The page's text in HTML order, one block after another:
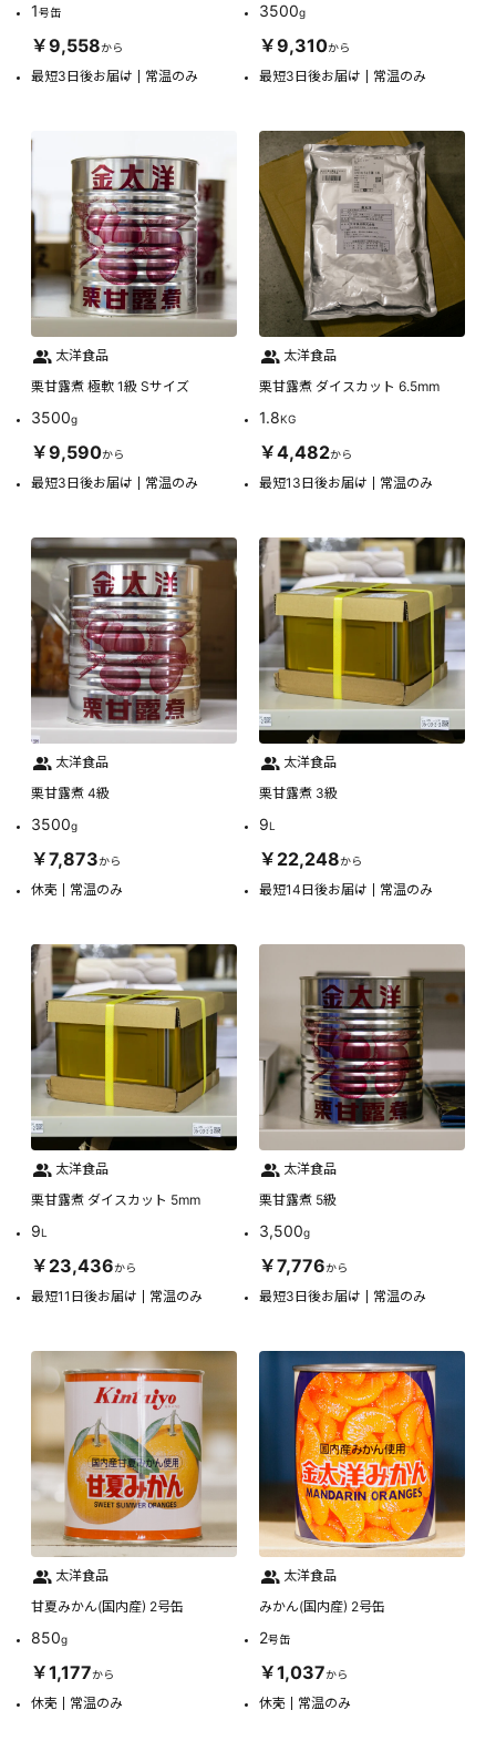
1号缶
￥9,558から
最短3日後お届け 常温のみ
3500g
￥9,310から
最短3日後お届け 常温のみ
太洋食品
栗甘露煮 極軟 1級 Sサイズ
3500g
￥9,590から
最短3日後お届け 常温のみ
太洋食品
栗甘露煮 ダイスカット 6.5mm
1.8KG
￥4,482から
最短13日後お届け 常温のみ
太洋食品
栗甘露煮 4級
3500g
￥7,873から
休売 常温のみ
太洋食品
栗甘露煮 3級
9L
￥22,248から
最短14日後お届け 常温のみ
太洋食品
栗甘露煮 ダイスカット 5mm
9L
￥23,436から
最短11日後お届け 常温のみ
太洋食品
栗甘露煮 5級
3,500g
￥7,776から
最短3日後お届け 常温のみ
太洋食品
甘夏みかん(国内産) 2号缶
850g
￥1,177から
休売 常温のみ
太洋食品
みかん(国内産) 2号缶
2号缶
￥1,037から
休売 常温のみ